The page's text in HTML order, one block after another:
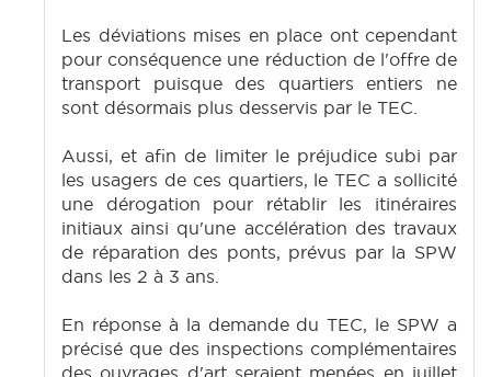
Les déviations mises en place ont cependant
pour conséquence une réduction de l'offre de
transport puisque des quartiers entiers ne
sont désormais plus desservis par le TEC.
Aussi, et afin de limiter le préjudice subi par
les usagers de ces quartiers, le TEC a sollicité
une dérogation pour rétablir les itinéraires
initiaux ainsi qu'une accélération des travaux
de réparation des ponts, prévus par la SPW
dans les 2 à 3 ans.
En réponse à la demande du TEC, le SPW a
précisé que des inspections complémentaires